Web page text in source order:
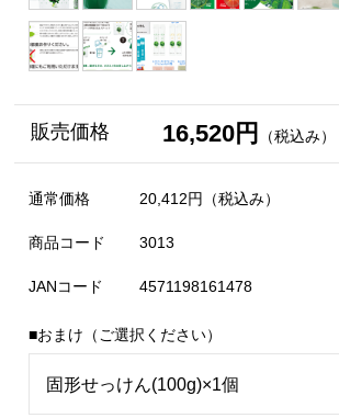
販売価格 16,520円 （税込み）
通常価格 20,412円 （税込み）
商品コード 3013
JANコード 4571198161478
■おまけ（ご選択ください）